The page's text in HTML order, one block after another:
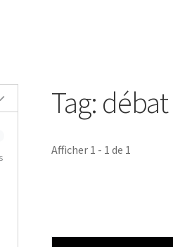
Tag: débat
Afficher 1 - 1 de 1